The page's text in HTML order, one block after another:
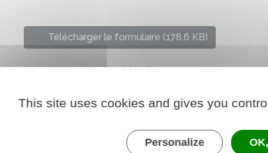
Télécharger le formulaire (178.6 KB)
Ministère de la culture
This site uses cookies and gives you
Personalize